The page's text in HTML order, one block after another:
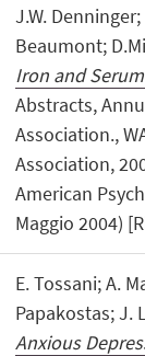
J.W.
Beaumont;
Iron and
Abstracts,
Association.,
Association,
American
Maggio 2004)
E. Tossani; A.
Papakostas; J.
Anxious